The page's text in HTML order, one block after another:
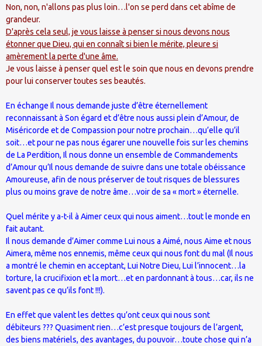
Non, non, n'allons pas plus loin…l'on se perd dans cet abîme de
grandeur.
D'après cela seul, je vous laisse à penser si nous devons nous
étonner que Dieu, qui en connaît si bien le mérite, pleure si
amèrement la perte d'une âme.
Je vous laisse à penser quel est le soin que nous en devons prendre
pour lui conserver toutes ses beautés.
En échange Il nous demande juste d’être éternellement
reconnaissant à Son égard et d’être nous aussi plein d’Amour, de
Miséricorde et de Compassion pour notre prochain…qu’elle qu’il
soit…et pour ne pas nous égarer une nouvelle fois sur les chemins
de La Perdition, Il nous donne un ensemble de Commandements
d’Amour qu’Il nous demande de suivre dans une totale obéissance
Amoureuse, afin de nous préserver de tout risques de blessures
plus ou moins grave de notre âme…voir de sa « mort » éternelle.
Quel mérite y a-t-il à Aimer ceux qui nous aiment…tout le monde en
fait autant.
Il nous demande d’Aimer comme Lui nous a Aimé, nous Aime et nous
Aimera, même nos ennemis, même ceux qui nous font du mal (Il nous
a montré le chemin en acceptant, Lui Notre Dieu, Lui l’innocent…la
torture, la crucifixion et la mort…et en pardonnant à tous…car, ils ne
savent pas ce qu’ils font !!!).
En effet que valent les dettes qu’ont ceux qui nous sont
débiteurs ??? Quasiment rien…c’est presque toujours de l’argent,
des biens matériels, des avantages, du pouvoir…toute chose qui n’a